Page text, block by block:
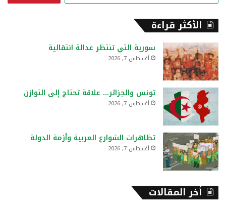
ن
الأكثر قراءة
سورية التي تنتظر عدالة انتقالية
أغسطس 7, 2026
تونس والجزائر… علاقة تحتاج إلى التوازن
أغسطس 7, 2026
تظاهرات الشوارع العربية وأزمة الدولة
أغسطس 7, 2026
أخر المقالات